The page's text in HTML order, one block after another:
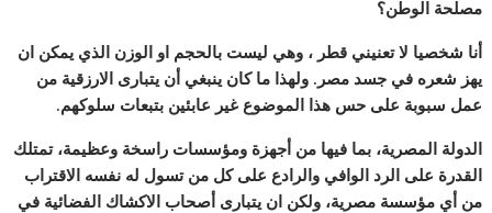
مصلحة الوطن؟
أنا شخصيا لا تعنيني قطر ، وهي ليست بالحجم او الوزن الذي يمكن ان
يهز شعره في جسد مصر. ولهذا ما كان ينبغي أن يتبارى الارزقية من
عمل سبوبة على حس هذا الموضوع غير عابئين بتبعات سلوكهم.
الدولة المصرية، بما فيها من أجهزة ومؤسسات راسخة وعظيمة، تمتلك
القدرة على الرد الوافي والرادع على كل من تسول له نفسه الاقتراب
من أي مؤسسة مصرية، ولكن ان يتبارى أصحاب الاكشاك الفضائية في